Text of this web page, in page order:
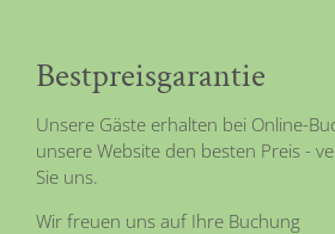
Bestpreisgarantie
Unsere Gäste erhalten bei Online-
unsere Website den besten Preis -
Sie uns.
Wir freuen uns auf Ihre Buchung